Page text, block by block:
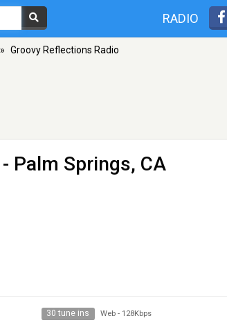
RADIO
» Groovy Reflections Radio
- Palm Springs, CA
30 tune ins Web - 128Kbps